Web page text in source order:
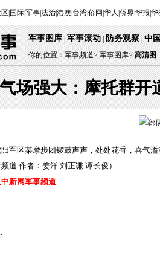
国际|军事|法治|港澳 台湾|侨网 华人 侨界|华报 华
军事图库|军事滚动|防务观察|中
你的位置：军事频道>军事图库> 高清图
场强大：摩托群开
军区某摩步团锣鼓声声，处处花香，喜气
道 作者：姜洋 刘正谦 谭长俊）
新网军事频道